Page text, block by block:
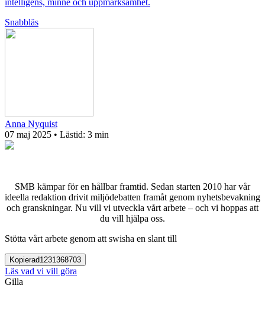
Snabbläs
Anna Nyquist
07 maj 2025 • Lästid: 3 min
SMB kämpar för en hållbar framtid. Sedan starten 2010 har vår
ideella redaktion drivit miljödebatten framåt genom nyhetsbevakning
och granskningar. Nu vill vi utveckla vårt arbete – och vi hoppas att
du vill hjälpa oss.
Stötta vårt arbete genom att swisha en slant till
Kopierad1231368703
Läs vad vi vill göra
Gilla